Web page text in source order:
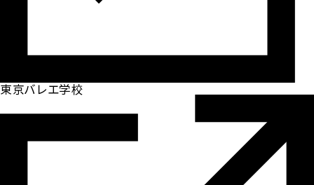
東京バレエ学校